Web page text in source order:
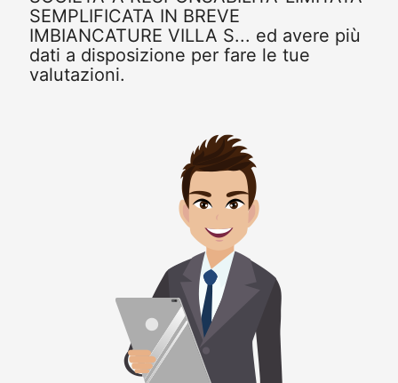
SEMPLIFICATA IN BREVE
IMBIANCATURE VILLA S... ed avere più
dati a disposizione per fare le tue
valutazioni.